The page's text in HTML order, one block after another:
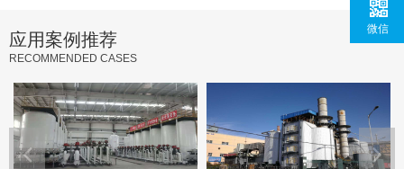
应用案例推荐
RECOMMENDED CASES
微信